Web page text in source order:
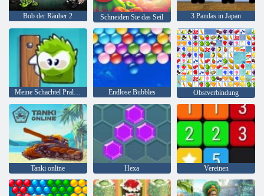
Bob der Räuber 2 Schneiden Sie das Seil 3 Pandas in Japan
Meine Schachtel Pralinen Endlose Bubbles Obstverbindung
Tanki online Hexa Vereinen